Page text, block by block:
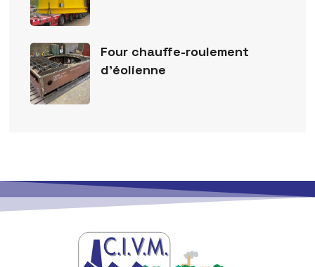
Four chauffe-roulement
d’éolienne